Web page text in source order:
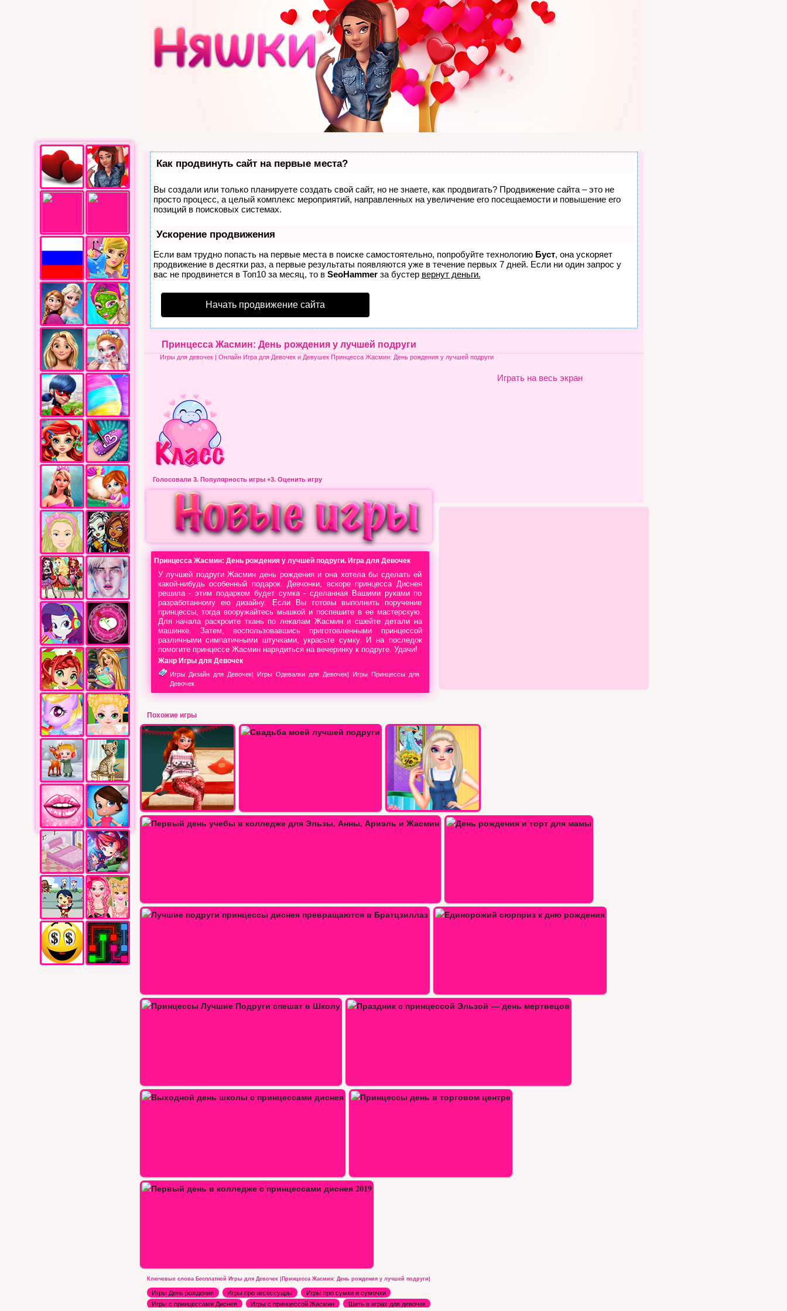
Как продвинуть сайт на первые места?
Вы создали или только планируете создать свой сайт, но не знаете, как продвигать? Продвижение сайта – это не
просто процесс, а целый комплекс мероприятий, направленных на увеличение его посещаемости и повышение его
позиций в поисковых системах.
Ускорение продвижения
Если вам трудно попасть на первые места в поиске самостоятельно, попробуйте технологию Буст, она ускоряет
продвижение в десятки раз, а первые результаты появляются уже в течение первых 7 дней. Если ни один запрос у
вас не продвинется в Топ10 за месяц, то в SeoHammerза бустер вернут деньги.
Начать продвижение сайта
Принцесса Жасмин: День рождения у лучшей подруги
Игры для девочек| Онлайн Игра для Девочек и Девушек Принцесса Жасмин: День рождения у лучшей подруги
Играть на весь экран
Голосовали 3. Популярность игры +3. Оценить игру
Принцесса Жасмин: День рождения у лучшей подруги. Игра для Девочек
У лучшей подруги Жасмин день рождения и она хотела бы сделать ей
какой-нибудь особенный подарок. Девчонки, вскоре принцесса Диснея
решила - этим подарком будет сумка - сделанная Вашими руками по
разработанному ею дизайну. Если Вы готовы выполнить поручение
принцессы, тогда вооружайтесь мышкой и поспешите в ее мастерскую.
Для начала раскроите ткань по лекалам Жасмин и сшейте детали на
машинке. Затем, воспользовавшись приготовленными принцессой
различными симпатичными штучками, украсьте сумку. И на последок
помогите принцессе Жасмин нарядиться на вечеринку к подруге. Удачи!
Жанр Игры для Девочек
Игры Дизайн для Девочек| Игры Одевалки для Девочек|
Игры Принцессы для
Девочек
Похожие игры
каникулы лучшей подруги
Свадьба моей лучшей подруги
Милый Дом Принцессы Жасмин
день учебы в колледже для…
День рождения и торт для мамы
подруги принцессы диснея… Единорожий сюрприз к дню…
Праздник с принцессой…
Принцессы день в торговом центре
Ключевые слова Бесплатной Игры для Девочек |Принцесса Жасмин: День рождения у лучшей подруги|
Игры День рождения Игры про аксессуары
Игры про сумки и сумочки
Игры с принцессами Диснея
Игры с принцессой Жасмин Шить в играх для девочек